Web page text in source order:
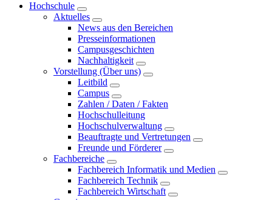
Hochschule
Aktuelles
News aus den Bereichen
Presseinformationen
Campusgeschichten
Nachhaltigkeit
Vorstellung (Über uns)
Leitbild
Campus
Zahlen / Daten / Fakten
Hochschulleitung
Hochschulverwaltung
Beauftragte und Vertretungen
Freunde und Förderer
Fachbereiche
Fachbereich Informatik und Medien
Fachbereich Technik
Fachbereich Wirtschaft